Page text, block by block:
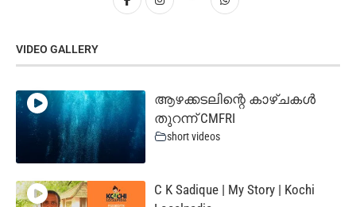
VIDEO GALLERY
ആഴക്കടലിന്റെ കാഴ്ചകൾ
തുറന്ന് CMFRI
short videos
C K Sadique | My Story | Kochi